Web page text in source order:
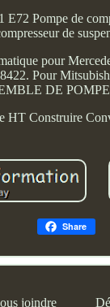
Pompe de
de
pour
Pour
DE
HT Construire
Share
joindre